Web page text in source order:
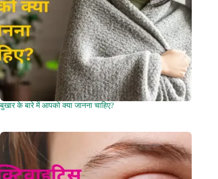
बुखार के बारे में आपको क्या जानना चाहिए?